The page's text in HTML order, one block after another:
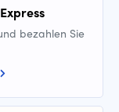
bezahlen Sie